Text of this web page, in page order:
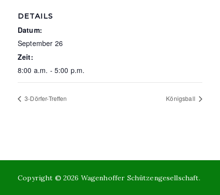
DETAILS
Datum:
September 26
Zeit:
8:00 a.m. - 5:00 p.m.
3-Dörfer-Treffen Königsball
Copyright © 2026 Wagenhoffer Schützengesellschaft.